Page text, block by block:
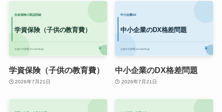
学資保険（子供の教育費）
2026年7月21日
中小企業のDX格差問題
2026年7月21日